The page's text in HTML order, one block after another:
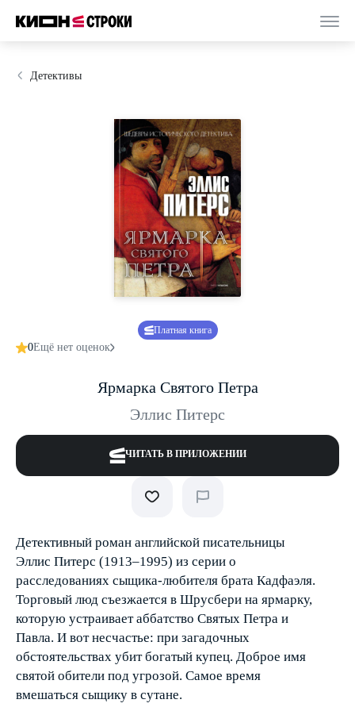
Детективы
Платная книга
0Ещё нет оценок
Ярмарка Святого Петра
Эллис Питерс
ЧИТАТЬ В ПРИЛОЖЕНИИ
Детективный роман английской писательницы
Эллис Питерс (1913–1995) из серии о
расследованиях сыщика-любителя брата Кадфаэля.
Торговый люд съезжается в Шрусбери на ярмарку,
которую устраивает аббатство Святых Петра и
Павла. И вот несчастье: при загадочных
обстоятельствах убит богатый купец. Доброе имя
святой обители под угрозой. Самое время
вмешаться сыщику в сутане.